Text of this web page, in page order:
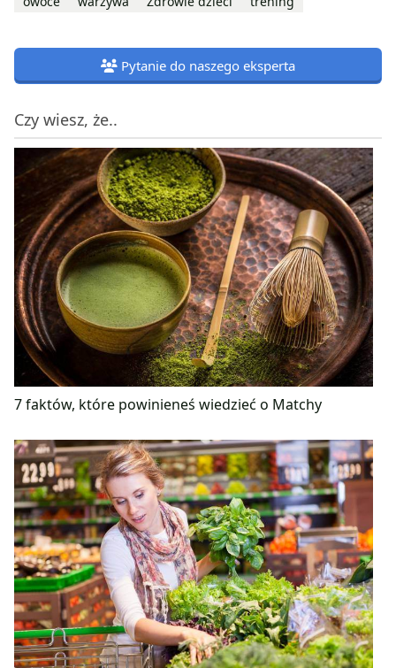
Pytanie do naszego eksperta
Czy wiesz, że..
7 faktów, które powinieneś wiedzieć o Matchy